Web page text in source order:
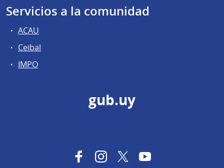
Servicios a la comunidad
ACAU
Ceibal
IMPO
gub.uy
FacebookInstagram
TwitterYouTube